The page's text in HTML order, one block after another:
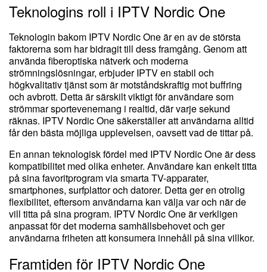
Teknologins roll i IPTV Nordic One
Teknologin bakom IPTV Nordic One är en av de största
faktorerna som har bidragit till dess framgång. Genom att
använda fiberoptiska nätverk och moderna
strömningslösningar, erbjuder IPTV en stabil och
högkvalitativ tjänst som är motståndskraftig mot buffring
och avbrott. Detta är särskilt viktigt för användare som
strömmar sportevenemang i realtid, där varje sekund
räknas. IPTV Nordic One säkerställer att användarna alltid
får den bästa möjliga upplevelsen, oavsett vad de tittar på.
En annan teknologisk fördel med IPTV Nordic One är dess
kompatibilitet med olika enheter. Användare kan enkelt titta
på sina favoritprogram via smarta TV-apparater,
smartphones, surfplattor och datorer. Detta ger en otrolig
flexibilitet, eftersom användarna kan välja var och när de
vill titta på sina program. IPTV Nordic One är verkligen
anpassat för det moderna samhällsbehovet och ger
användarna friheten att konsumera innehåll på sina villkor.
Framtiden för IPTV Nordic One